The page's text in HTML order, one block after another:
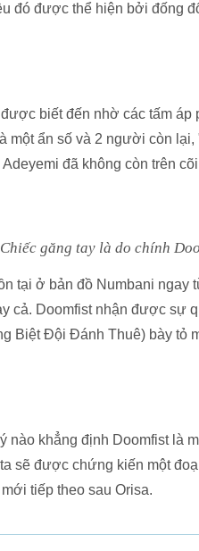
đó được thể hiện bởi đống
biết đến nhờ các tấm
một ẩn số và 2 người còn
đã không còn trên
Chiếc găng tay là do chính
tại ở bản đồ Numbani
cả. Doomfist nhận được sự
Biệt Đội Đánh Thuê) bày tỏ
nào khẳng định Doomfist là
sẽ được chứng kiến một
tiếp theo sau Orisa.